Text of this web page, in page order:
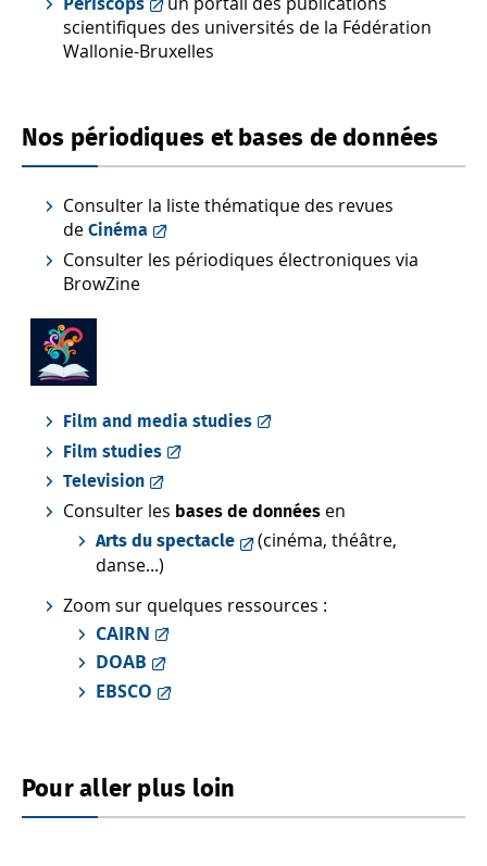
scientifiques des universités de la Fédération
Wallonie-Bruxelles
Nos périodiques et bases de données
Consulter la liste thématique des revues
de Cinéma
Consulter les périodiques électroniques via
BrowZine
Film and media studies
Film studies
Television
Consulter les bases de données en
Arts du spectacle
(cinéma, théâtre,
danse...)
Zoom sur quelques ressources :
CAIRN
DOAB
EBSCO
Pour aller plus loin